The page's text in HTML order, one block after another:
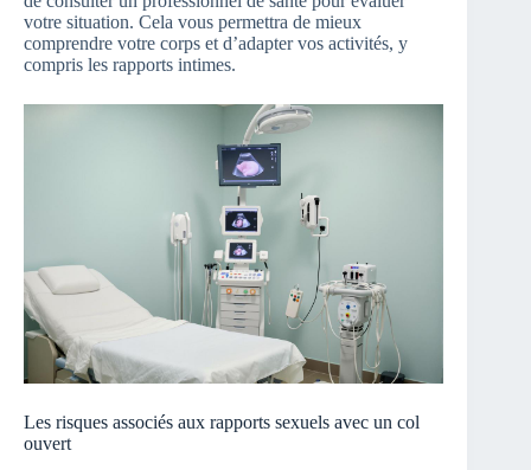
votre situation. Cela vous permettra de mieux
comprendre votre corps et d’adapter vos activités, y
compris les rapports intimes.
Les risques associés aux rapports sexuels avec un col
ouvert